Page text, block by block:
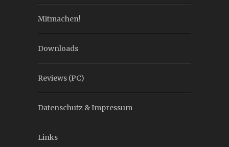
Mitmachen!
Downloads
Reviews (PC)
Datenschutz & Impressum
Links